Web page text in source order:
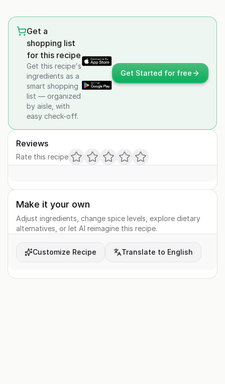
Get a
shopping list
for this recipe
Get this recipe's
ingredients as a
smart shopping
list — organized
by aisle, with
easy check-off.
Get Started for free
Reviews
Rate this recipe
Make it your own
Adjust ingredients, change spice levels, explore dietary
alternatives, or let AI reimagine this recipe.
Customize Recipe Translate to English